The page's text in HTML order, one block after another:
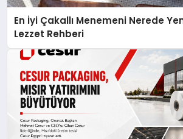
En İyi Çakallı Menemeni Nerede
Lezzet Rehberi